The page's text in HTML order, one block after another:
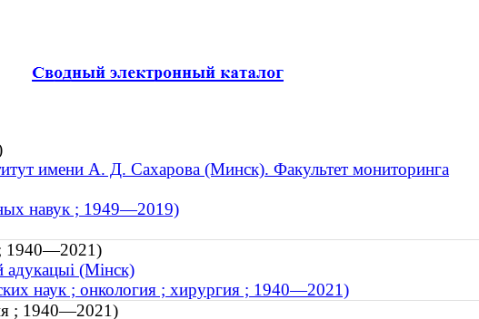
имени А. Д. Сахарова (Минск). Факультет мониторинга
навук ; 1949—2019)
; 1940—2021)
адукацыі (Мінск)
наук ; онкология ; хирургия ; 1940—2021)
; 1940—2021)